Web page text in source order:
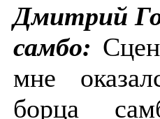
Дмитрий
самбо:
мне
борца